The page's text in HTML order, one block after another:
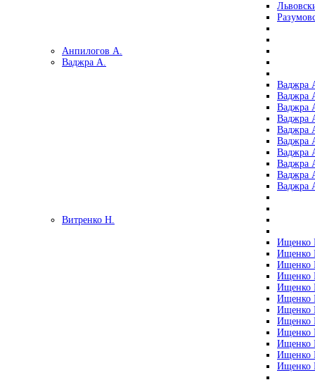
Анпилогов А.
Ваджра А.
Ваджра
Ваджра
Ваджра
Ваджра
Ваджра
Ваджра
Ваджра
Ваджра
Ваджра
Ваджра
Витренко Н.
Ищенко
Ищенко
Ищенко
Ищенко
Ищенко
Ищенко
Ищенко
Ищенко
Ищенко
Ищенко
Ищенко
Ищенко